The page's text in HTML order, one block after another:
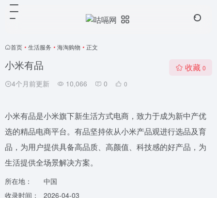
首页 • 生活服务 • 海淘购物 • 正文
小米有品
4个月前更新 10,066 0 0
收藏 0
小米有品是小米旗下新生活方式电商，致力于成为新中产优
选的精品电商平台。有品坚持依从小米产品观进行选品及育
品，为用户提供具备高品质、高颜值、科技感的好产品，为
生活提供全场景解决方案。
所在地：
中国
收录时间：
2026-04-03